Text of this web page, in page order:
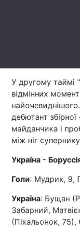
Тема оформлення
У другому таймі
відмінних
дебютант
майданчика і
між ніг
Україна -
Голи: Мудрик, 9,
Україна: Бущан
Забарний,
(Піхальонок,